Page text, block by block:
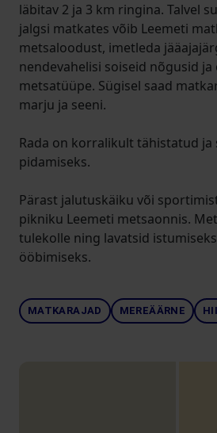
läbitav 2 ja 3 km ringina. Talvel
jalgsi matkates võib Leemeti
metsaloodust, imetleda
nendevahelisi soiseid nõgusid ja
metsatüüpe. Sügisel saad
marju ja seeni.
Rada on korralikult tähistatud ja
pidamiseks.
Pärast jalutuskäiku või
pikniku Leemeti metsaonnis.
tulekolle ning lavatsid
ööbimiseks.
MATKARAJAD MEREÄÄRNE